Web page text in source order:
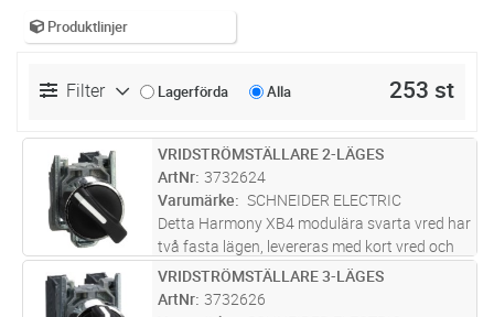
Produktlinjer
Filter Lagerförda Alla 253 st
ST Lägg i kundvagn
VRIDSTRÖMSTÄLLARE 2-LÄGES
ArtNr 3732624
Varumärke
SCHNEIDER ELECTRIC
Detta Harmony XB4 modulära svarta vred har
två fasta lägen, levereras med kort vred och
en slutande kontakt. Det har en frontring i
metall. Detta vred ger ett mångsidigt
ST Lägg i kundvagn
VRIDSTRÖMSTÄLLARE 3-LÄGES
ArtNr 3732626